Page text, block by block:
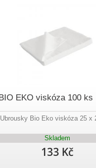
EKO viskóza 100 ks
Ubrousky Bio Eko viskóza 25 x
Skladem
133 Kč